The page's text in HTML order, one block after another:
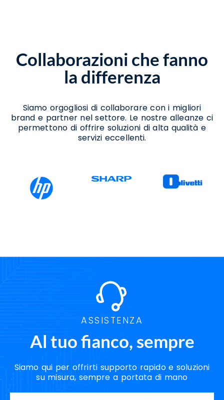
Vendita Stampanti Pietrelcina
Vendita Stampanti Termiche Pietrelcina
Collaborazioni che fanno
la differenza
Siamo orgogliosi di collaborare con i migliori
brand e partner nel settore. Le nostre alleanze ci
permettono di offrire soluzioni di alta qualità e
servizi eccellenti.
ASSISTENZA
Al tuo fianco, sempre
Siamo qui per offrirti supporto rapido e soluzioni
su misura, sempre a portata di mano